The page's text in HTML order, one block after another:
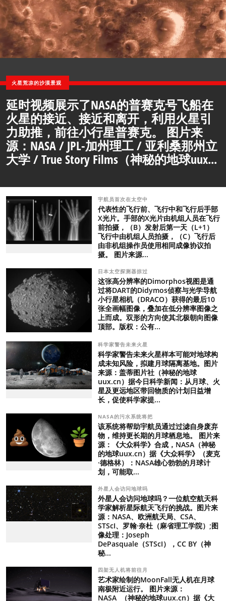
火星荒凉的沙漠景观
延时视频展示了NASA的普赛克号飞船在
火星的接近、接近和离开，利用火星引
力助推，前往小行星普赛克。 图片来
源：NASA / JPL-加州理工 / 亚利桑那州立
大学 / True Story Films（神秘的地球uux...
宇航员首次在太空中
代表性的飞行前、飞行中和飞行后手部
X光片。手部的X光片由机组人员在飞行
前拍摄，（B）发射后第一天（L+1）
飞行中由机组人员拍摄，（C）飞行后
由非机组操作员使用相同成像协议拍
摄。 图片来源...
日本太空探测器掠过
这张高分辨率的Dimorphos视图是通
过将DART的Didymos侦察与光学导航
小行星相机（DRACO）获得的最后10
张全画幅图像，叠加在低分辨率图像之
上而成。双形的方向使其北极朝向图像
顶部。版权：公有...
科学家警告未来火星
科学家警告未来火星样本可能对地球构
成未知风险，拟建月球隔离基地。图片
来源：盖蒂图片社（神秘的地球
uux.cn）据今日科学新闻：从月球、火
星及更远地区带回物质的计划日益增
长，促使科学家提...
NASA的污水系统将把
该系统将帮助宇航员通过过滤自身废弃
物，维持更长期的月球栖息地。 图片来
源：《大众科学》合成，NASA（神秘
的地球uux.cn）据《大众科学》（麦克
·德格林）：NASA雄心勃勃的月球计
划，可能取...
外星人会访问地球吗
外星人会访问地球吗？一位航空航天科
学家解析星际航天飞行的挑战。图片来
源：NASA、欧洲航天局、CSA、
STScI、罗翰·奈杜（麻省理工学院）;图
像处理：Joseph
DePasquale（STScI），CC BY（神
秘...
四架无人机将前往月
艺术家绘制的MoonFall无人机在月球
南极附近运行。 图片来源：
NASA （神秘的地球uux.cn）据《大